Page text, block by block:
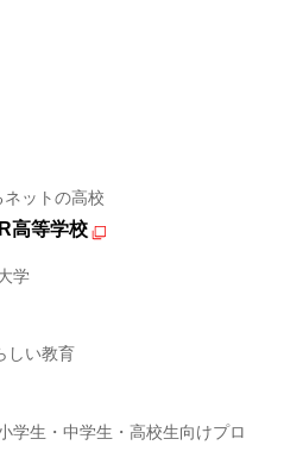
ネットの高校
高等学校
学
しい教育
学生・中学生・高校生向けプロ